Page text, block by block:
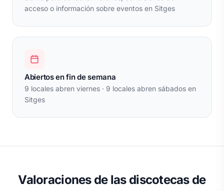
acceso o información sobre eventos en Sitges
Abiertos en fin de semana
9 locales abren viernes · 9 locales abren sábados en
Sitges
Valoraciones de las discotecas de